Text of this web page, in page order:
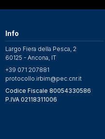
Info
Largo Fiera della Pesca, 2
60125 - Ancona, IT
+39 071 207881
protocollo.irbim@pec.cnr.it
Codice Fiscale 80054330586
P.IVA 02118311006